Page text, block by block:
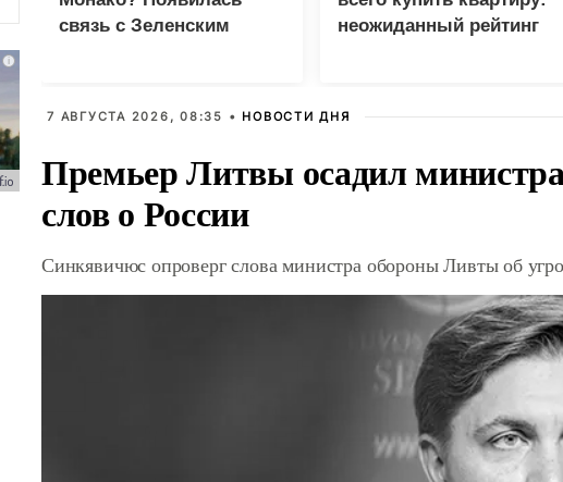
связь с Зеленским
неожиданный рейтинг
7 АВГУСТА 2026, 08:35 • НОВОСТИ ДНЯ
Премьер Литвы осадил
слов о России
Синкявичюс опроверг слова министра обороны Ливты об